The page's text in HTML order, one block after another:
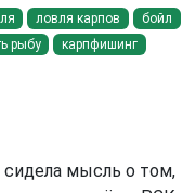
ловля карпов
бойл
рыбу карпфишинг
мысль о том,